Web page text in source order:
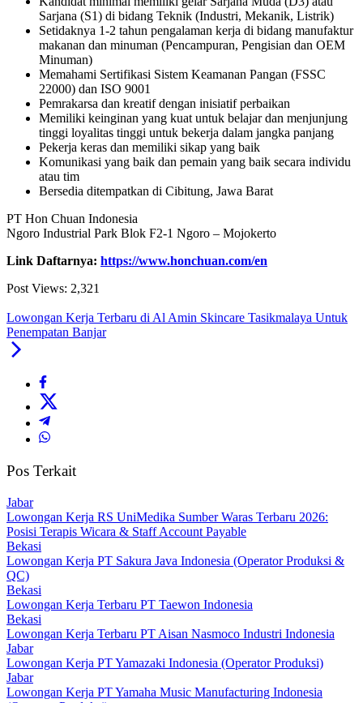
Sarjana (S1) di bidang Teknik (Industri, Mekanik, Listrik)
Setidaknya 1-2 tahun pengalaman kerja di bidang manufaktur
makanan dan minuman (Pencampuran, Pengisian dan OEM
Minuman)
Memahami Sertifikasi Sistem Keamanan Pangan (FSSC
22000) dan ISO 9001
Pemrakarsa dan kreatif dengan inisiatif perbaikan
Memiliki keinginan yang kuat untuk belajar dan menjunjung
tinggi loyalitas tinggi untuk bekerja dalam jangka panjang
Pekerja keras dan memiliki sikap yang baik
Komunikasi yang baik dan pemain yang baik secara individu
atau tim
Bersedia ditempatkan di Cibitung, Jawa Barat
PT Hon Chuan Indonesia
Ngoro Industrial Park Blok F2-1 Ngoro – Mojokerto
Link Daftarnya: https://www.honchuan.com/en
Post Views: 2,321
Lowongan Kerja Terbaru di Al Amin Skincare Tasikmalaya Untuk
Penempatan Banjar
Pos Terkait
Jabar
Lowongan Kerja RS UniMedika Sumber Waras Terbaru 2026:
Posisi Terapis Wicara & Staff Account Payable
Bekasi
Lowongan Kerja PT Sakura Java Indonesia (Operator Produksi &
QC)
Bekasi
Lowongan Kerja Terbaru PT Taewon Indonesia
Bekasi
Lowongan Kerja Terbaru PT Aisan Nasmoco Industri Indonesia
Jabar
Lowongan Kerja PT Yamazaki Indonesia (Operator Produksi)
Jabar
Lowongan Kerja PT Yamaha Music Manufacturing Indonesia